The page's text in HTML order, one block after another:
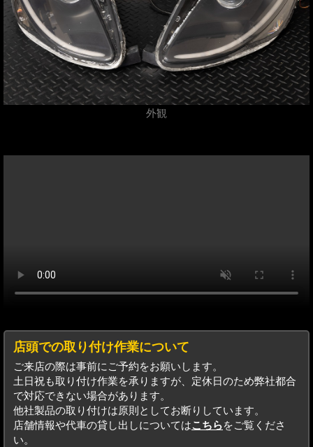
外観
店頭での取り付け作業について
ご来店の際は事前にご予約をお願いします。
土日祝も取り付け作業を承りますが、定休日のため弊社都合
で対応できない場合があります。
他社製品の取り付けは原則としてお断りしています。
店舗情報や代車の貸し出しについてはこちらをご覧くださ
い。